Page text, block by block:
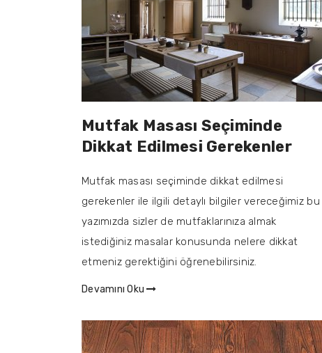
Mutfak Masası Seçiminde
Dikkat Edilmesi Gerekenler
Mutfak masası seçiminde dikkat edilmesi
gerekenler ile ilgili detaylı bilgiler vereceğimiz bu
yazımızda sizler de mutfaklarınıza almak
istediğiniz masalar konusunda nelere dikkat
etmeniz gerektiğini öğrenebilirsiniz.
Devamını Oku